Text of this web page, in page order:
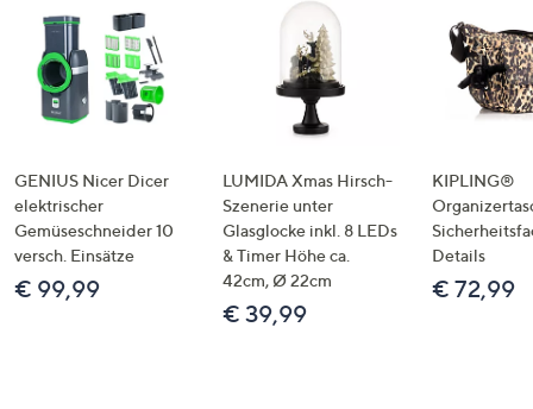
GENIUS Nicer Dicer
elektrischer
Gemüseschneider 10
versch. Einsätze
€ 99,99
LUMIDA Xmas Hirsch-
Szenerie unter
Glasglocke inkl. 8 LEDs
& Timer Höhe ca.
42cm, Ø 22cm
€ 39,99
KIPLING®
Details
€ 72,99